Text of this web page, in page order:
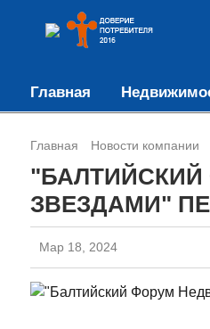
Главная
Главная Новости компании
ЗВЕЗДАМИ"
Мар 18, 2024